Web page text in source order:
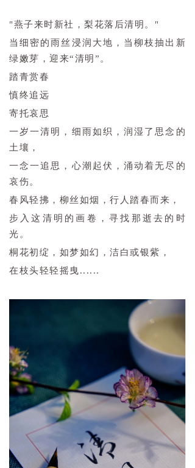
"燕子来时新社，梨花落后清明。"
当细密的雨丝浸润大地，当柳枝抽出新
绿嫩芽，迎来“清明”。
踏青赏春
慎终追远
寄托哀思
一岁一清明，细雨如织，润湿了思念的
土壤，
一念一追思，心潮起伏，涌动着无尽的
哀伤。
春风轻拂，柳丝如烟，行人踏春而来，
步入这清明的画卷，寻找那逝去的时
光。
桐花初绽，如梦如幻，洁白或银紫，
在枝头轻轻摇曳......